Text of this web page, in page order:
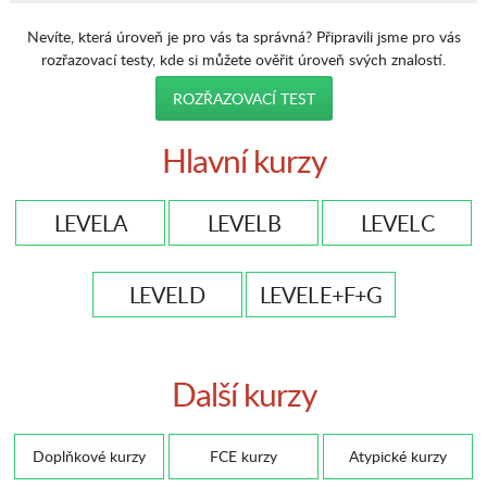
Nevíte, která úroveň je pro vás ta správná? Připravili jsme pro vás
rozřazovací testy, kde si můžete ověřit úroveň svých znalostí.
ROZŘAZOVACÍ TEST
Hlavní kurzy
LEVEL A LEVEL B LEVEL C
LEVEL D LEVEL E+F+G
Další kurzy
Doplňkové kurzy FCE kurzy Atypické kurzy